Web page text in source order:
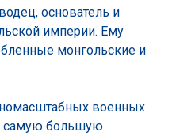
основатель и
империи. Ему
монгольские и
военных
самую большую